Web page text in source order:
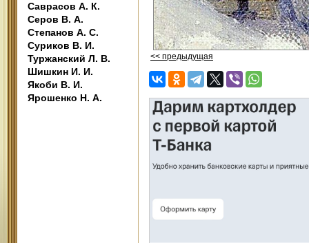
Саврасов А. К.
Серов В. А.
Степанов А. С.
Суриков В. И.
Туржанский Л. В.
Шишкин И. И.
Якоби В. И.
Ярошенко Н. А.
<< предыдущая